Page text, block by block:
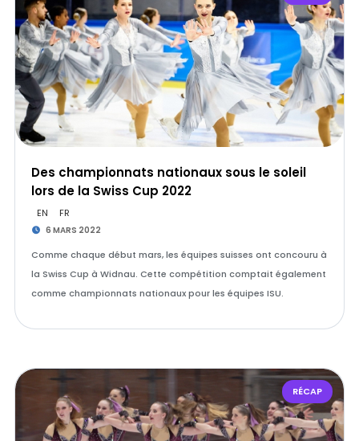
Des championnats nationaux sous le soleil
lors de la Swiss Cup 2022
EN FR
6 MARS 2022
Comme chaque début mars, les équipes suisses ont concouru à
la Swiss Cup à Widnau. Cette compétition comptait également
comme championnats nationaux pour les équipes ISU.
RÉCAP